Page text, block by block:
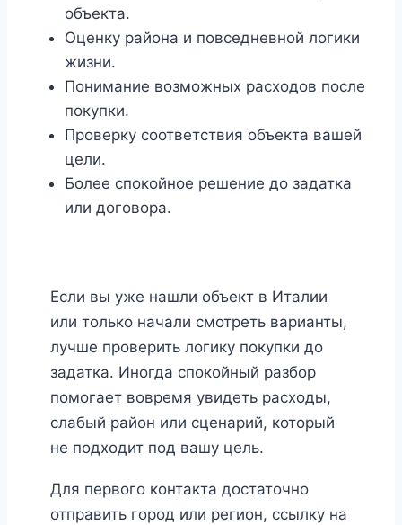
объекта.
Оценку района и повседневной логики
жизни.
Понимание возможных расходов после
покупки.
Проверку соответствия объекта вашей
цели.
Более спокойное решение до задатка
или договора.
Если вы уже нашли объект в Италии
или только начали смотреть варианты,
лучше проверить логику покупки до
задатка. Иногда спокойный разбор
помогает вовремя увидеть расходы,
слабый район или сценарий, который
не подходит под вашу цель.
Для первого контакта достаточно
отправить город или регион, ссылку на